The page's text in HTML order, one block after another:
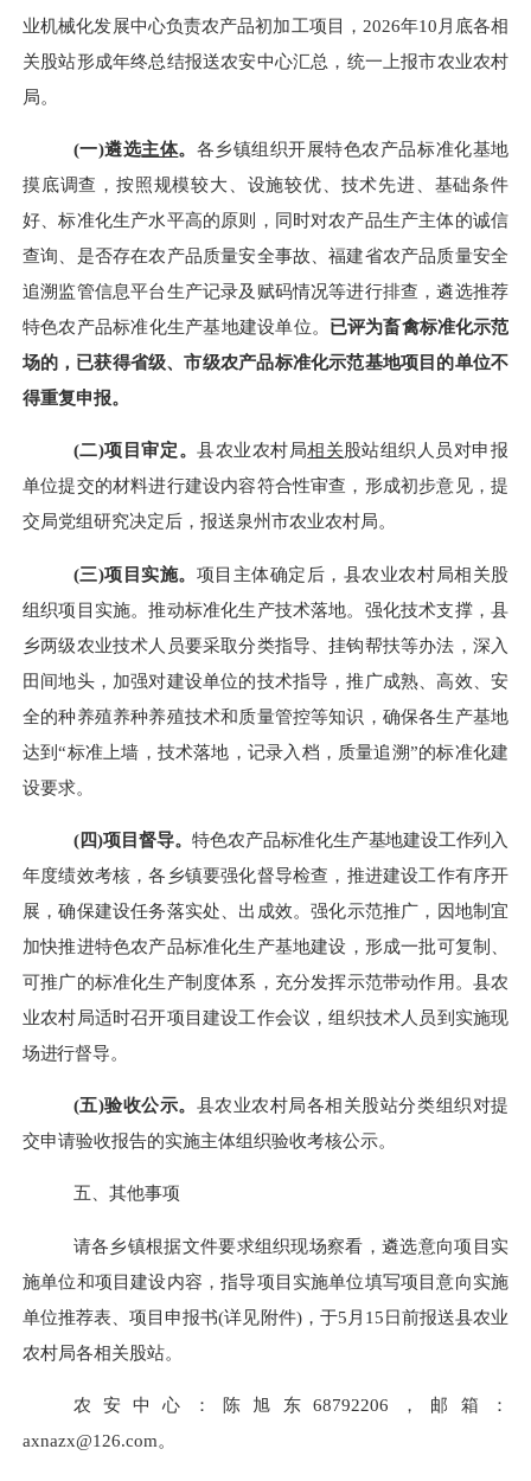
业机械化发展中心负责农产品初加工项目， 2026年10月 底各相
关股站形成年终总结报送农安中心汇总，统一上报市农业农村
局。
(一)遴选主体。 各乡镇组织开展特色农产品标准化基地
摸底调查，按照规模较大、设施较优、技术先进、基础条件
好、标准化生产水平高的原则，同时对农产品生产主体的诚信
查询、是否存在农产品质量安全事故、福建省农产品质量安全
追溯监管信息平台生产记录及赋码情况等进行排查，遴选推荐
特色农产品标准化生产基地建设单位。 已评为畜禽标准化示范
场的， 已获得省级、市级农产品标准化示范基地项目的单位不
得重复申报。
(二)项目审定。县农业农村局相关股站组织人员对申报
单位提交的材料进行建设内容符合性审查，形成初步意见，提
交局党组研究决定后，报送泉州市农业农村局。
(三)项目实施。 项目主体确定后 ，县农业农村局相关股
组织项目实施。推动标准化生产技术落地。强化技术支撑，县
乡两级农业技术人员要采取分类指导、挂钩帮扶等办法，深入
田间地头，加强对建设单位的技术指导，推广成熟、高效、安
全的种养殖养种养殖技术和质量管控等知识 ，确保各生产基地
达到“标准上墙，技术落地，记录入档，质量追溯”的标准化建
设要求。
(四)项目督导。特色农产品标准化生产基地建设工作列入
年度绩效考核，各乡镇要强化督导检查，推进建设工作有序开
展，确保建设任务落实处、出成效。强化示范推广，因地制宜
加快推进特色农产品标准化生产基地建设 ，形成一批可复制、
可推广的标准化生产制度体系，充分发挥示范带动作用。县农
业农村局适时召开项目建设工作会议，组织技术人员到实施现
场进行督导。
(五)验收公示。 县农业农村局各相关股站分类组织对提
交申请验收报告的实施主体组织验收考核公示。
五、其他事项
请各乡镇根据文件要求组织现场察看，遴选意向项目实
施单位和项目建设内容，指导项目实施单位填写项目意向实施
单位推荐表、项目申报书(详见附件)，于5 月 15日前报送县农业
农村局各相关股站。
农安中心 ： 陈旭东 68792206， 邮箱：
axnazx@126.com。